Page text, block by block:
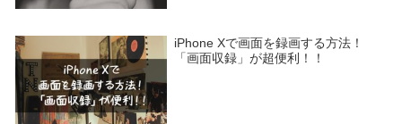
iPhone Xで画面を録画する方法！
「画面収録」が超便利！！